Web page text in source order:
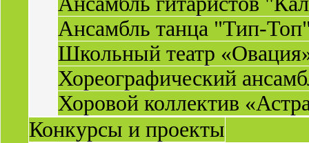
Ансамбль танца "Тип-
Школьный театр
Хореографический
Хоровой коллектив
Конкурсы и проекты